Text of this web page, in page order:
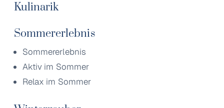
Kulinarik
Sommererlebnis
Sommererlebnis
Aktiv im Sommer
Relax im Sommer